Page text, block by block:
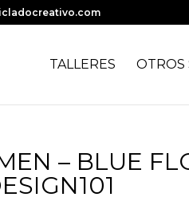
TALLERES OTROS
– BLUE